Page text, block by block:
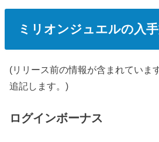
ミリオンジュエルの入
(リリース前の情報が含まれていま
追記します。)
ログインボーナス